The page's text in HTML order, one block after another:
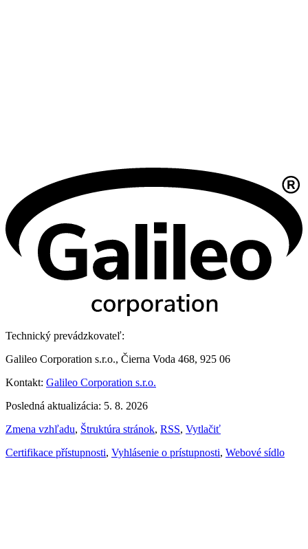
Technický prevádzkovateľ:
Galileo Corporation s.r.o., Čierna Voda 468, 925 06
Kontakt: Galileo Corporation s.r.o.
Posledná aktualizácia: 5. 8. 2026
Zmena vzhľadu, Štruktúra stránok, RSS, Vytlačiť
Certifikace přístupnosti, Vyhlásenie o prístupnosti, Webové sídlo